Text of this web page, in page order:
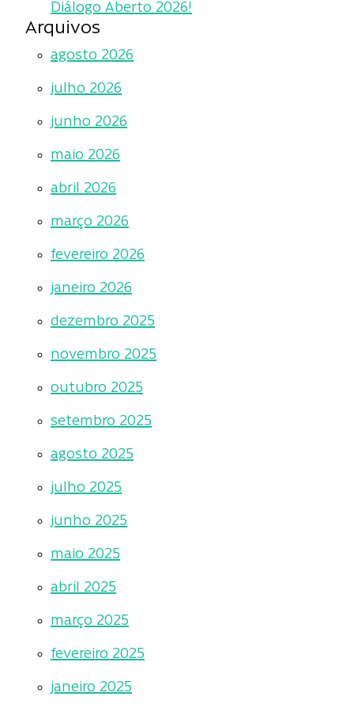
Diálogo Aberto 2026!
Arquivos
agosto 2026
julho 2026
junho 2026
maio 2026
abril 2026
março 2026
fevereiro 2026
janeiro 2026
dezembro 2025
novembro 2025
outubro 2025
setembro 2025
agosto 2025
julho 2025
junho 2025
maio 2025
abril 2025
março 2025
fevereiro 2025
janeiro 2025